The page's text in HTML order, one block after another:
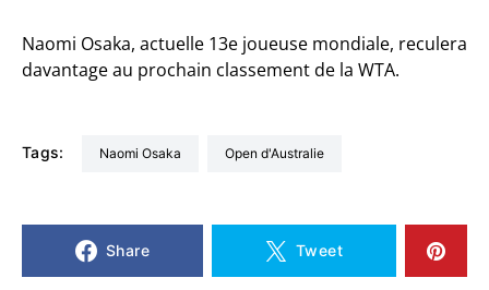
Naomi Osaka, actuelle 13e joueuse mondiale, reculera
davantage au prochain classement de la WTA.
Tags: Naomi Osaka Open d'Australie
Share Tweet